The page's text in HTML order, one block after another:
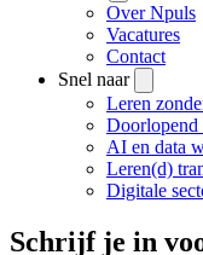
Over Npuls
Vacatures
Contact
Snel naar
Leren
Doorlopend
AI en data
Leren(d)
Digitale
Schrijf je in